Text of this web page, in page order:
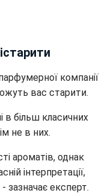
компанії
вас старити.
в більш класичних
не в них.
ароматів, однак
інтерпретації,
зазначає експерт.